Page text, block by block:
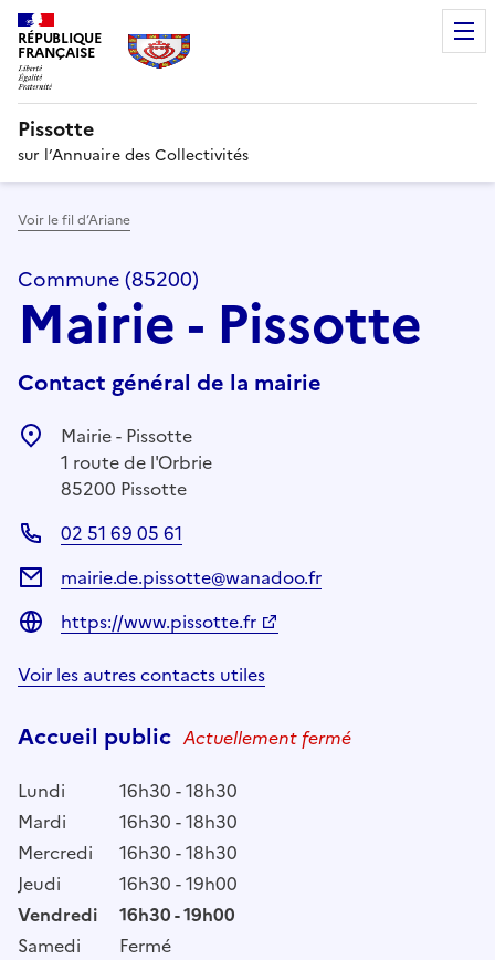
RÉPUBLIQUE
FRANÇAISE
Pissotte
sur l’Annuaire des Collectivités
Voir le fil d’Ariane
Commune (85200)
Mairie - Pissotte
Contact général de la mairie
Mairie - Pissotte
1 route de l'Orbrie
85200 Pissotte
02 51 69 05 61
mairie.de.pissotte@wanadoo.fr
https://www.pissotte.fr
Voir les autres contacts utiles
Accueil public Actuellement fermé
Lundi
16h30 - 18h30
Mardi
16h30 - 18h30
Mercredi
16h30 - 18h30
Jeudi
16h30 - 19h00
Vendredi
16h30 - 19h00
Samedi
Fermé